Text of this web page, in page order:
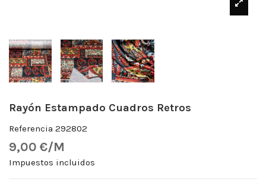
Rayón Estampado Cuadros Retros
Referencia 292802
9,00 €/M
Impuestos incluidos